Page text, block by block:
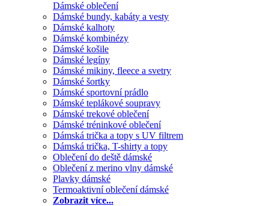
Dámské oblečení
Dámské bundy, kabáty a vesty
Dámské kalhoty
Dámské kombinézy
Dámské košile
Dámské legíny
Dámské mikiny, fleece a svetry
Dámské šortky
Dámské sportovní prádlo
Dámské teplákové soupravy
Dámské trekové oblečení
Dámské tréninkové oblečení
Dámská trička a topy s UV filtrem
Dámská trička, T-shirty a topy
Oblečení do deště dámské
Oblečení z merino vlny dámské
Plavky dámské
Termoaktivní oblečení dámské
Zobrazit více...